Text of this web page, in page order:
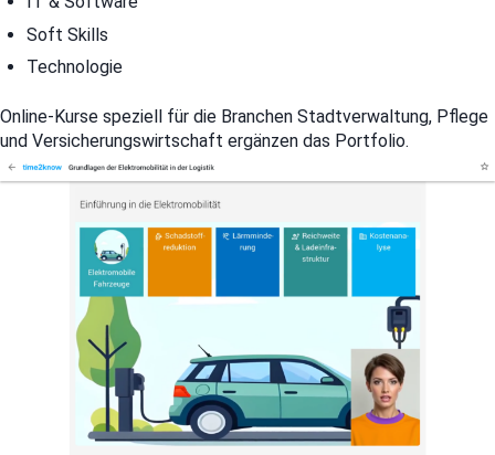
Soft Skills
Technologie
Online-Kurse speziell für die Branchen Stadtverwaltung, Pflege
und Versicherungswirtschaft ergänzen das Portfolio.